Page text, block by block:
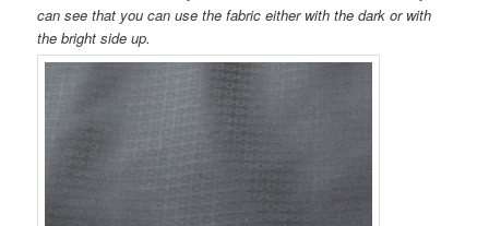
can see that you can use the fabric either with the dark or with
the bright side up.